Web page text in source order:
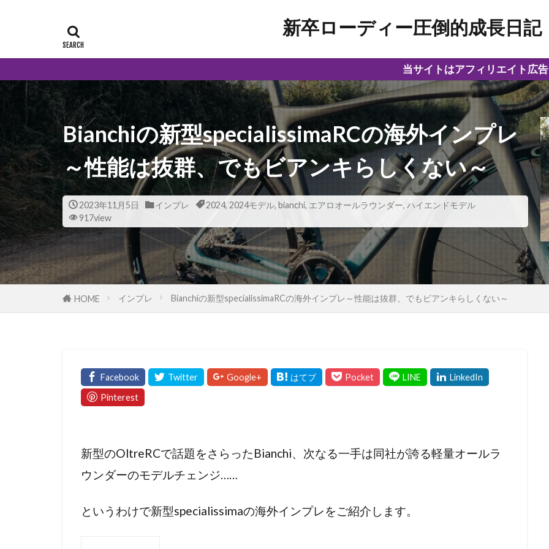
新卒ローディー圧倒的成長日記
当サイトはアフィリエイト広告を利用してい
Bianchiの新型specialissimaRCの海外インプレ
～性能は抜群、でもビアンキらしくない～
2023年11月5日 インプレ 2024, 2024モデル, bianchi, エアロオールラウンダー, ハイエンドモデル
917view
HOME インプレ Bianchiの新型specialissimaRCの海外インプレ～性能は抜群、でもビアンキらしくない～
新型のOltreRCで話題をさらったBianchi、次なる一手は同社が誇る軽量オールラ
ウンダーのモデルチェンジ……
というわけで新型specialissimaの海外インプレをご紹介します。